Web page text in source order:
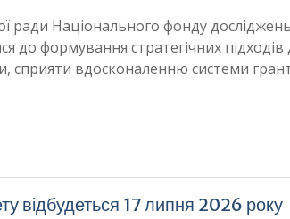
ради Національного фонду
до формування стратегічних
сприяти вдосконаленню системи
відбудеться 17 липня 2026 року